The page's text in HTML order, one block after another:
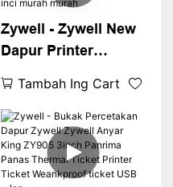
Zywell - Zywell New
Dapur Printer
ZY905 Panriak
Panas Panas 3 inci
murah murah
Tambah Ing Cart